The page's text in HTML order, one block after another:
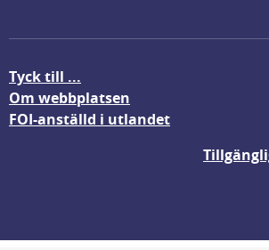
Tyck till ...
Om webbplatsen
FOI-anställd i utlandet